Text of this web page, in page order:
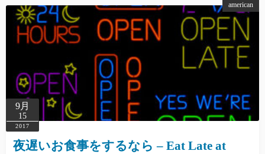
american
9月
15
2017
夜遅いお食事をするなら – Eat Late at